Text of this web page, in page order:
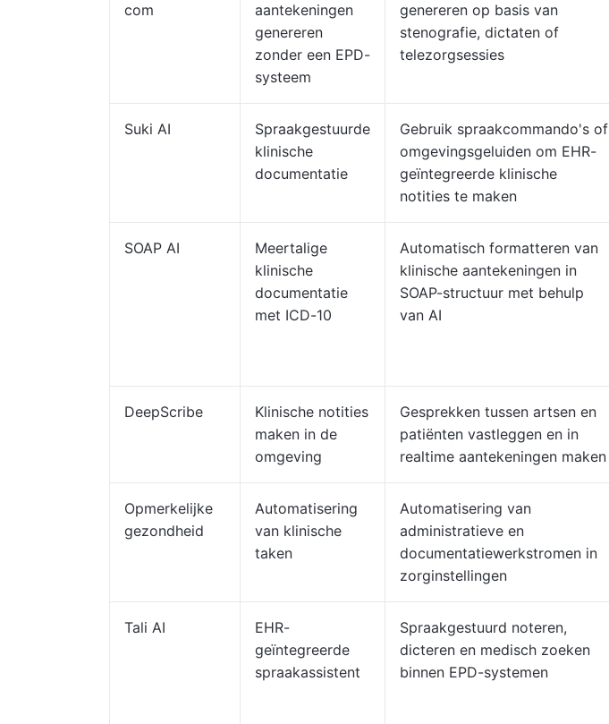
com
aantekeningen
genereren
zonder een EPD-
systeem
genereren op basis van
stenografie, dictaten of
telezorgsessies
Suki AI
Spraakgestuurde
klinische
documentatie
Gebruik spraakcommando's of
omgevingsgeluiden om EHR-
geïntegreerde klinische
notities te maken
SOAP AI
Meertalige
klinische
documentatie
met ICD-10
Automatisch formatteren van
klinische aantekeningen in
SOAP-structuur met behulp
van AI
DeepScribe
Klinische notities
maken in de
omgeving
Gesprekken tussen artsen en
patiënten vastleggen en in
realtime aantekeningen maken
Opmerkelijke
gezondheid
Automatisering
van klinische
taken
Automatisering van
administratieve en
documentatiewerkstromen in
zorginstellingen
Tali AI
EHR-
geïntegreerde
spraakassistent
Spraakgestuurd noteren,
dicteren en medisch zoeken
binnen EPD-systemen